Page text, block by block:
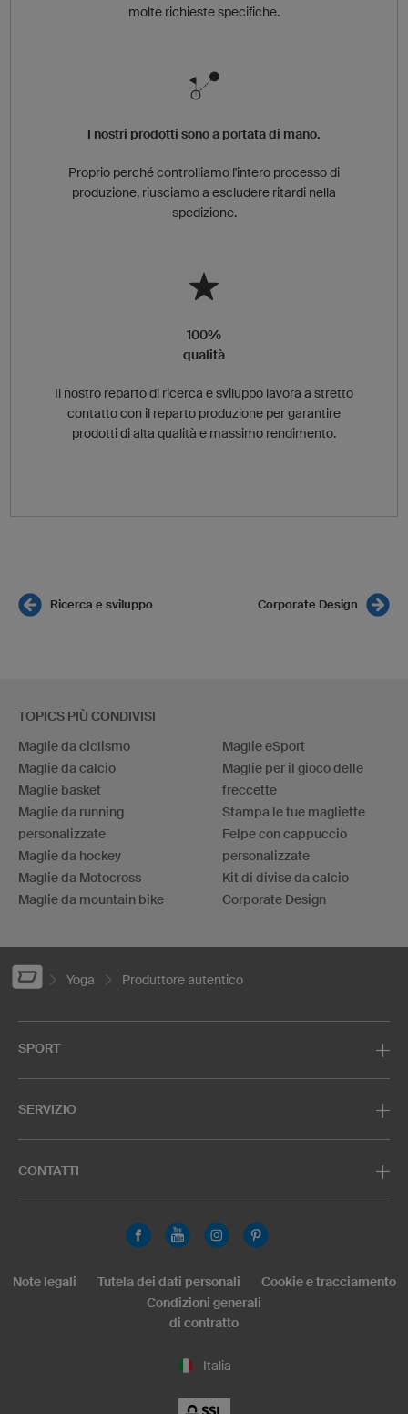
molte richieste specifiche.
I nostri prodotti sono a portata di mano.
Proprio perché controlliamo l'intero processo di
produzione, riusciamo a escludere ritardi nella
spedizione.
100%
qualità
Il nostro reparto di ricerca e sviluppo lavora a stretto
contatto con il reparto produzione per garantire
prodotti di alta qualità e massimo rendimento.
Ricerca e sviluppo Corporate Design
TOPICS PIÙ CONDIVISI
Maglie da ciclismo
Maglie da calcio
Maglie basket
Maglie da running
personalizzate
Maglie da hockey
Maglie da Motocross
Maglie da mountain bike
Maglie eSport
Maglie per il gioco delle
freccette
Stampa le tue magliette
Felpe con cappuccio
personalizzate
Kit di divise da calcio
Corporate Design
Yoga Produttore autentico
SPORT
SERVIZIO
CONTATTI
Italia
Note legali Tutela dei dati personali
Cookie e tracciamento
Condizioni generali
di contratto